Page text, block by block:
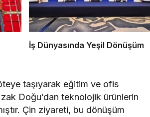
İş Dünyasında Yeşil Dönüşüm
taşıyarak eğitim ve ofis
Doğu’dan teknolojik ürünlerin
Çin ziyareti, bu dönüşüm